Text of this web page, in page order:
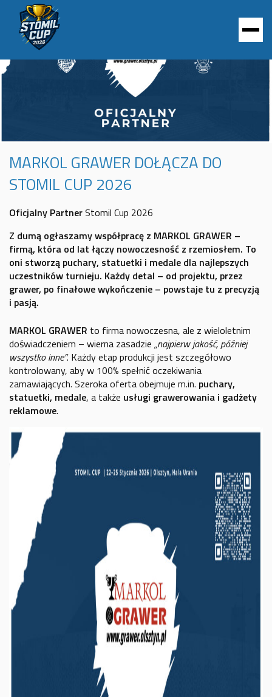
MARKOL GRAWER DOŁĄCZA DO
STOMIL CUP 2026
Oficjalny PartnerStomil Cup 2026
Z dumą ogłaszamy współpracę z MARKOL GRAWER –
firmą, która od lat łączy nowoczesność z rzemiosłem. To
oni stworzą puchary, statuetki i medale dla najlepszych
uczestników turnieju. Każdy detal – od projektu, przez
grawer, po finałowe wykończenie – powstaje tu z precyzją
i pasją.
MARKOL GRAWER to firma nowoczesna, ale z wieloletnim
doświadczeniem – wierna zasadzie „najpierw jakość, później
wszystko inne”. Każdy etap produkcji jest szczegółowo
kontrolowany, aby w 100% spełnić oczekiwania
zamawiających. Szeroka oferta obejmuje m.in. puchary,
statuetki, medale, a także usługi grawerowania i gadżety
reklamowe.